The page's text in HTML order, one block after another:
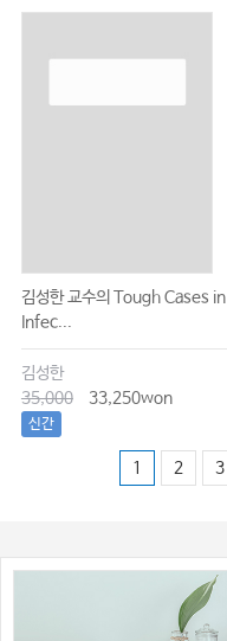
김성한 교수의 Tough Cases in
Infec...
김성한
35,000
33,250won
신간
1 2 3